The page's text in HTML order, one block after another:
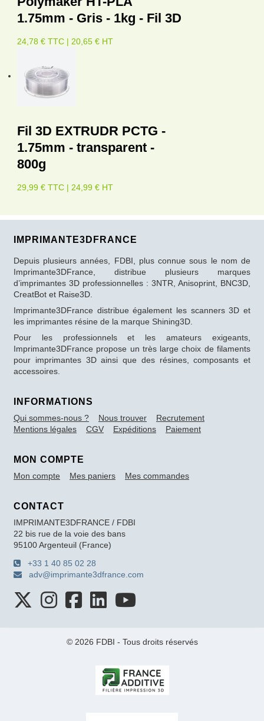
1.75mm - Gris - 1kg - Fil 3D
24,78 € TTC | 20,65 € HT
Fil 3D EXTRUDR PCTG -
1.75mm - transparent -
800g
29,99 € TTC | 24,99 € HT
IMPRIMANTE3DFRANCE
Depuis plusieurs années, FDBI, plus connue sous le nom de
Imprimante3DFrance, distribue plusieurs marques
d’imprimantes 3D professionnelles : 3NTR, Anisoprint, BNC3D,
CreatBot et Raise3D.
Imprimante3DFrance distribue également les scanners 3D et
les imprimantes résine de la marque Shining3D.
Pour les professionnels et les amateurs exigeants,
Imprimante3DFrance propose un très large choix de filaments
pour imprimantes 3D ainsi que des résines, composants et
accessoires.
INFORMATIONS
Qui sommes-nous ? Nous trouver
Recrutement
Mentions légales
CGV Expéditions Paiement
MON COMPTE
Mon compte Mes paniers Mes commandes
CONTACT
IMPRIMANTE3DFRANCE / FDBI
22 bis rue de la voie des bans
95100 Argenteuil (France)
+33 1 40 85 02 28
adv@imprimante3dfrance.com
© 2026 FDBI - Tous droits réservés